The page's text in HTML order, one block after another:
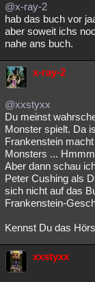
@x-ray-2
hab das buch vor
aber soweit ichs
nahe ans buch.
x-ray-2
@xxstyxx
Du meinst
Monster spielt. Da
Frankenstein
Monsters ...
Aber dann schau
Peter Cushing als
sich nicht auf das
Frankenstein-
Kennst Du das
xxstyxx